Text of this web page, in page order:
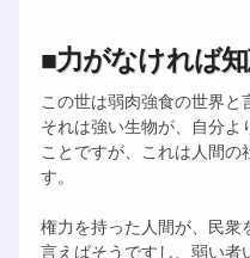
■力がなければ
この世は弱肉強食の世界と
それは強い生物が、自分よ
ことですが、これは人間の
す。
権力を持った人間が、民衆
言えばそうですし、弱い者